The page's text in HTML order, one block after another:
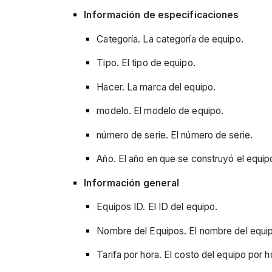
Información de especificaciones
Categoría. La categoría de equipo.
Tipo. El tipo de equipo.
Hacer. La marca del equipo.
modelo. El modelo de equipo.
número de serie. El número de serie.
Año. El año en que se construyó el
Información general
Equipos ID. El ID del equipo.
Nombre del Equipos. El nombre del
Tarifa por hora. El costo del equipo por